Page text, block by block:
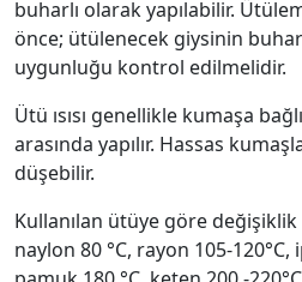
buharlı olarak yapılabilir.
önce; ütülenecek giysinin
uygunluğu kontrol edilmelidir.
Ütü ısısı genellikle kumaşa
arasında yapılır. Hassas
düşebilir.
Kullanılan ütüye göre
naylon 80 °C, rayon 105-120°C,